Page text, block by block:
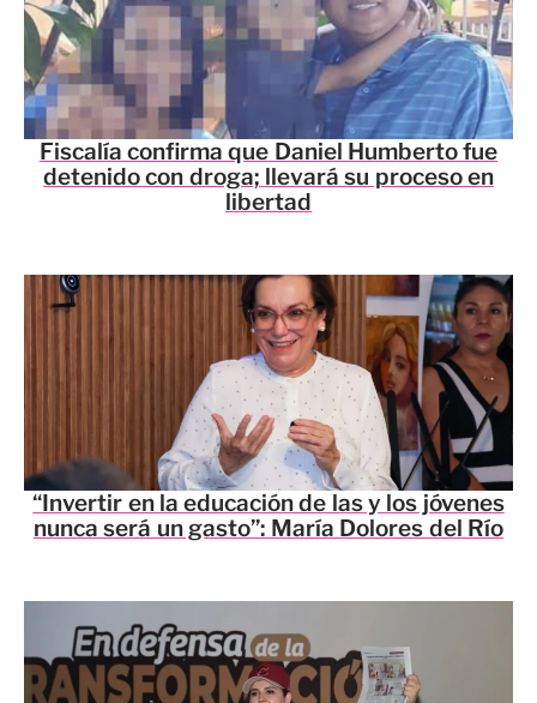
Fiscalía confirma que Daniel Humberto fue
detenido con droga; llevará su proceso en
libertad
“Invertir en la educación de las y los jóvenes
nunca será un gasto”: María Dolores del Río